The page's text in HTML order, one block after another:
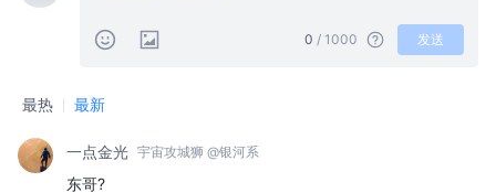
0 / 1000 发送
最热 最新
一点金光 宇宙攻城狮 @银河系
东哥?